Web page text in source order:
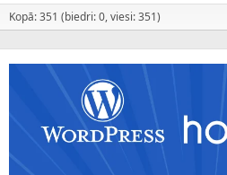
Kopā: 351 (biedri: 0, viesi: 351)